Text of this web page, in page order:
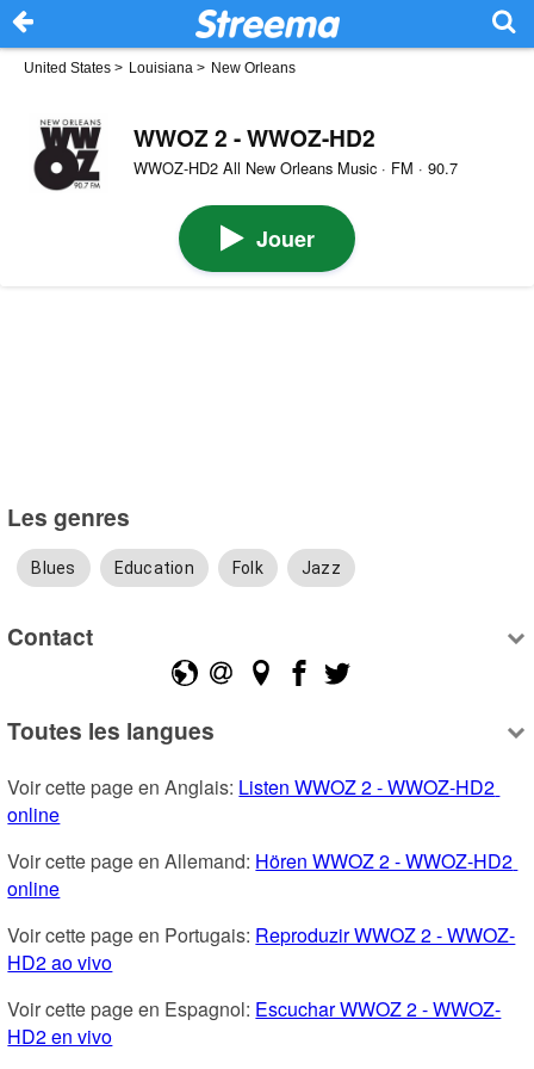
United States > Louisiana > New Orleans
WWOZ 2 - WWOZ-HD2
WWOZ-HD2 All New Orleans Music · FM · 90.7
Jouer
Les genres
Blues Education Folk Jazz
Contact
Toutes les langues
Voir cette page en Anglais: Listen WWOZ 2 - WWOZ-HD2
online
Voir cette page en Allemand: Hören WWOZ 2 - WWOZ-HD2
online
Voir cette page en Portugais: Reproduzir WWOZ 2 - WWOZ-
HD2 ao vivo
Voir cette page en Espagnol: Escuchar WWOZ 2 - WWOZ-
HD2 en vivo